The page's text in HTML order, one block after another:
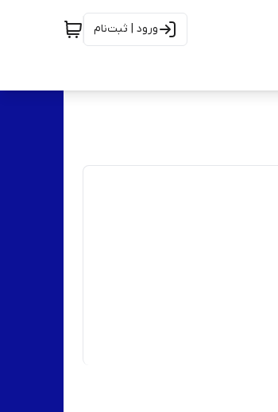
ورود | ثبت‌نام